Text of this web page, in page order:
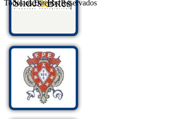
Todos os Direitos Reservados